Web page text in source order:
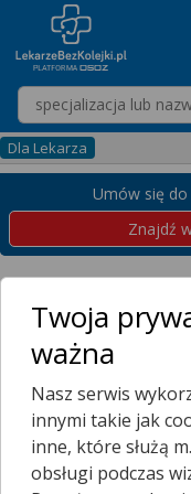
Wpisz nazwę lekarza
Dla Lekarza
Umów się do
Znajdź
Placówki
Przychodnie
Wybierz dzielnicę
DĘBOLAS
KARLINKO
KARLINO
KOLONIA MIEJSKA
Twoja
ważna
Nasz serwis
innymi takie jak
inne, które służą
obsługi podczas